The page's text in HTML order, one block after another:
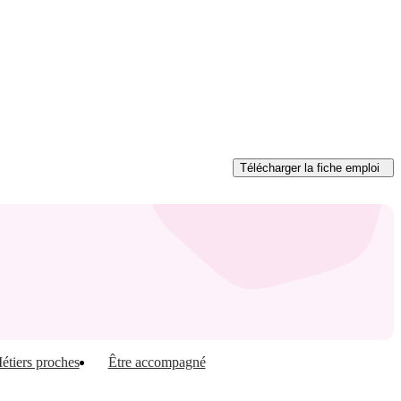
Télécharger la fiche emploi
proches Être accompagné